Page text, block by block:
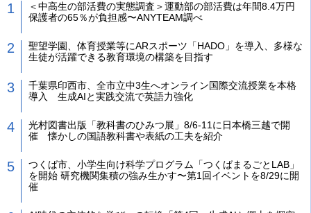
＜中高生の部活費の実態調査＞運動部の部活費は年間8.4万円
保護者の65％が負担感〜ANYTEAM調べ
聖望学園、体育授業等にARスポーツ「HADO」を導入、多様な
生徒が活躍できる教育環境の構築を目指す
千葉県印西市、全市立中3生へオンライン国際交流授業を本格
導入 生成AIと実践交流で英語力強化
光村図書出版「教科書のひみつ展」8/6-11に日本橋三越で開
催 懐かしの国語教科書や表紙の工夫を紹介
つくば市、小学生向け科学プログラム「つくばまるごとLAB」
を開始 研究機関集積の強み生かす〜第1回イベントを8/29に開
催